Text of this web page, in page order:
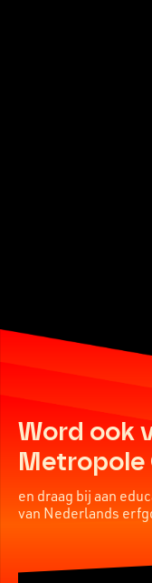
Word ook
Metropole
en draag bij aan
van Nederlands